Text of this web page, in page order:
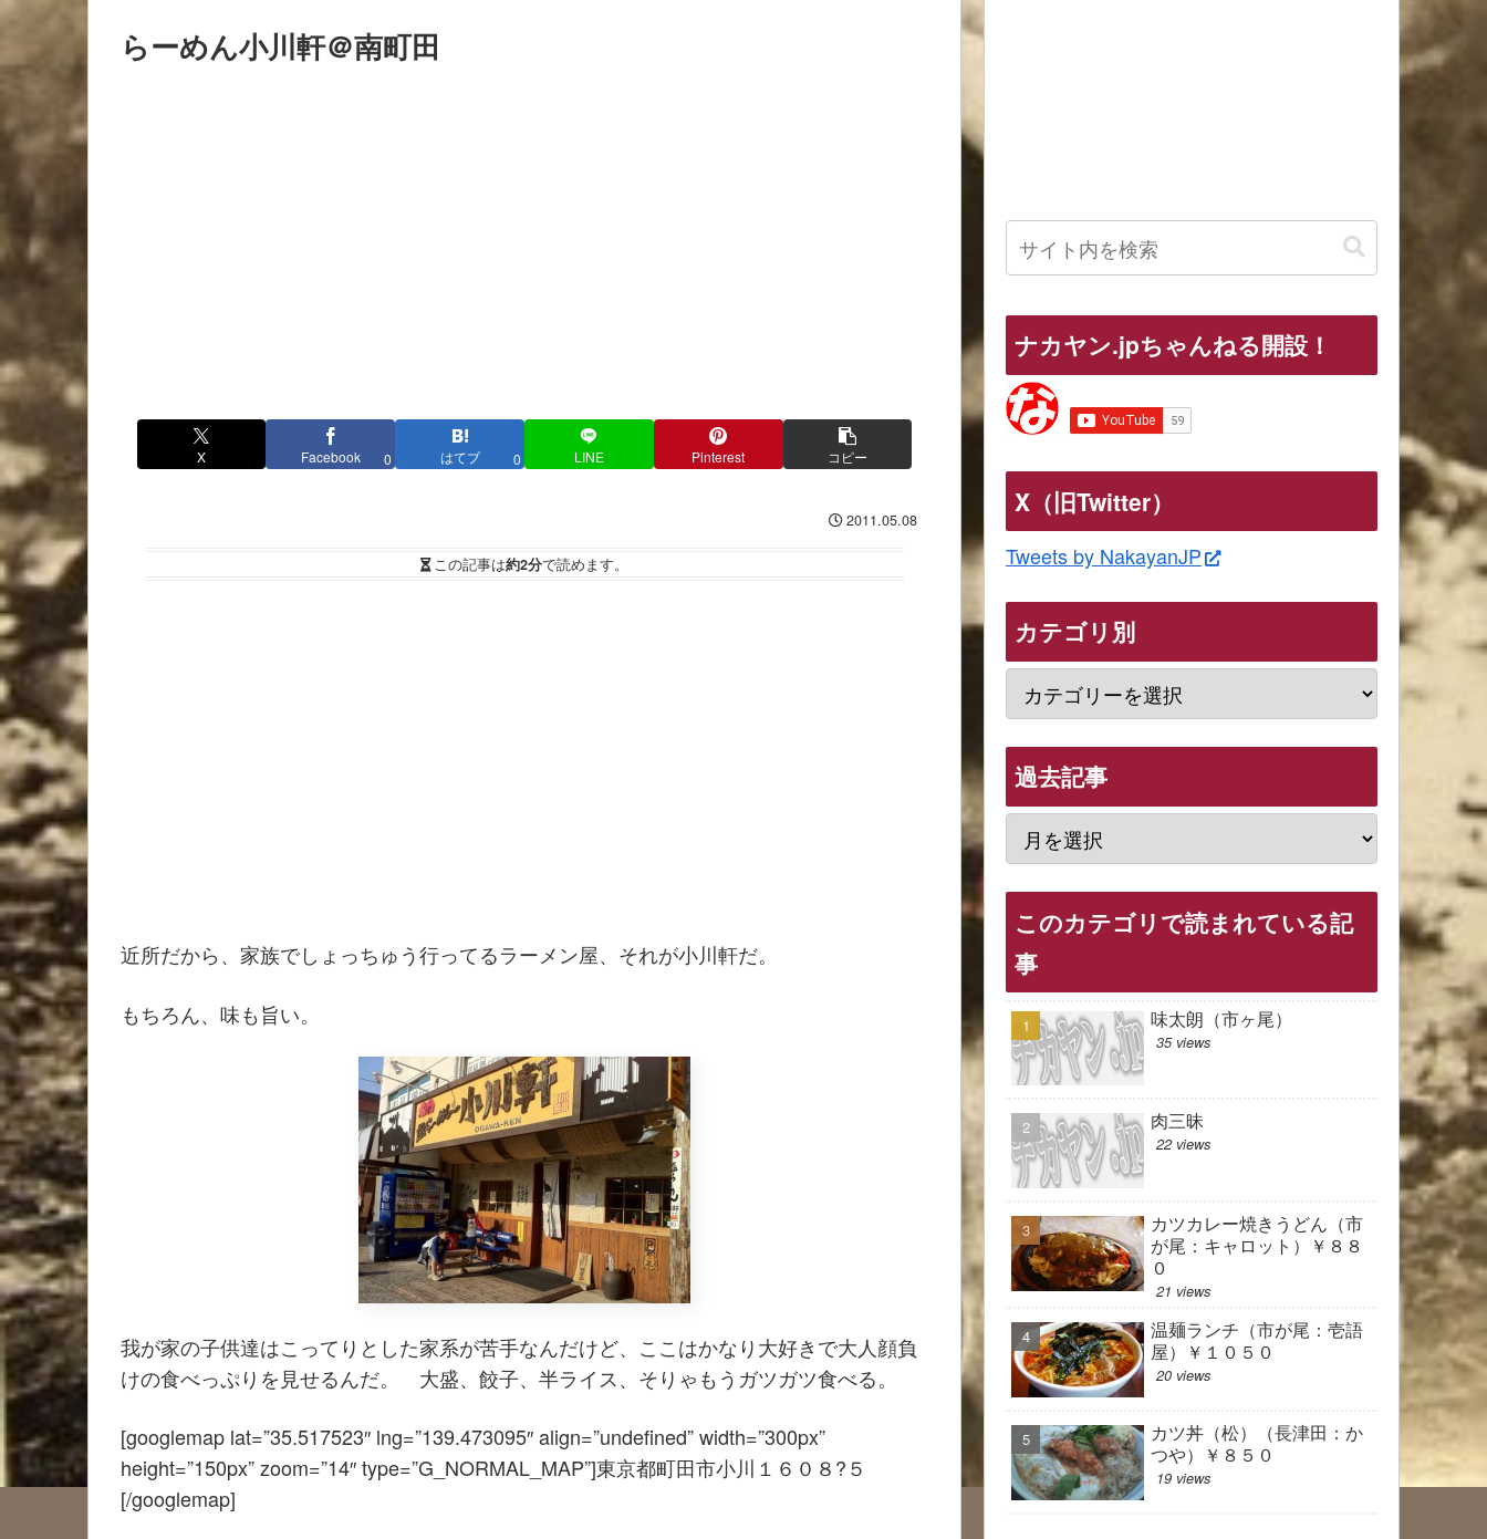
らーめん小川軒＠南町田
X Facebook 0 はてブ 0 LINE Pinterest コピー
2011.05.08
この記事は約2分で読めます。
近所だから、家族でしょっちゅう行ってるラーメン屋、それが小川軒だ。
もちろん、味も旨い。
我が家の子供達はこってりとした家系が苦手なんだけど、ここはかなり大好きで大人顔負
けの食べっぷりを見せるんだ。 大盛、餃子、半ライス、そりゃもうガツガツ食べる。
[googlemap lat=”35.517523″ lng=”139.473095″ align=”undefined” width=”300px”
height=”150px” zoom=”14″ type=”G_NORMAL_MAP”]東京都町田市小川１６０８?５
[/googlemap]
ナカヤン.jpちゃんねる開設！
X（旧Twitter）
Tweets by NakayanJP
カテゴリ別
過去記事
このカテゴリで読まれている記
事
味太朗（市ヶ尾）
35 views
肉三昧
22 views
カツカレー焼きうどん（市
が尾：キャロット）￥８８
０
21 views
温麺ランチ（市が尾：壱語
屋）￥１０５０
20 views
カツ丼（松）（長津田：か
つや）￥８５０
19 views